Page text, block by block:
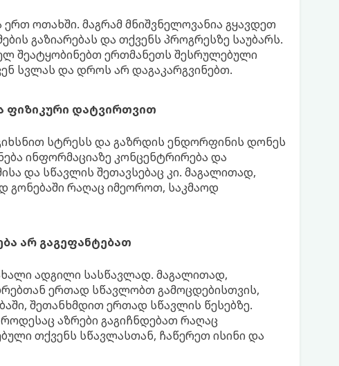
ოთახში. მაგრამ მნიშვნელოვანია გყავდეთ
გაზიარებას და თქვენს პროგრესზე საუბარს.
შეატყობინებთ ერთმანეთს შესრულებული
სვლას და დროს არ დაგაკარგვინებთ.
ფიზიკური დატვირთვით
სტრესს და გაზრდის ენდორფინის დონეს
ინფორმაციაზე კონცენტრირება და
და სწავლის შეთავსებაც კი. მაგალითად,
რაღაც იმეოროთ, საკმაოდ
არ გაგეფანტებათ
ადგილი სასწავლად. მაგალითად,
ერთად სწავლობთ გამოცდებისთვის,
შეთანხმდით ერთად სწავლის წესებზე.
აზრები გაგიჩნდებათ რაღაც
თქვენს სწავლასთან, ჩაწერეთ ისინი და